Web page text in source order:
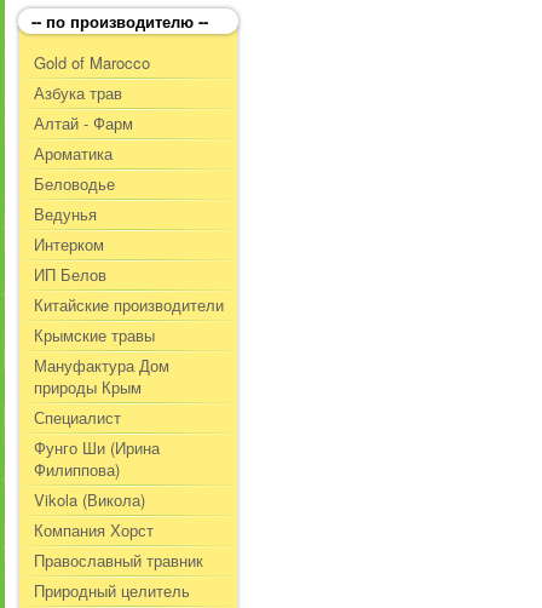
-- по производителю --
Gold of Marocco
Азбука трав
Алтай - Фарм
Ароматика
Беловодье
Ведунья
Интерком
ИП Белов
Китайские производители
Крымские травы
Мануфактура Дом
природы Крым
Специалист
Фунго Ши (Ирина
Филиппова)
Vikola (Викола)
Компания Хорст
Православный травник
Природный целитель